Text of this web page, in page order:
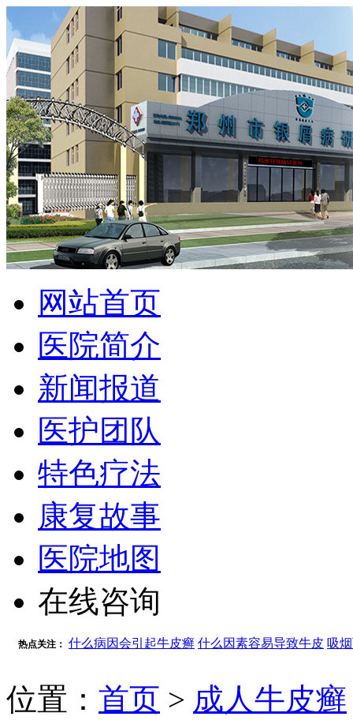
网站首页
医院简介
新闻报道
医护团队
特色疗法
康复故事
医院地图
在线咨询
热点关注： 什么病因会引起牛皮癣 什么因素容易导致牛皮 吸
位置： 首页 > 成人牛皮癣